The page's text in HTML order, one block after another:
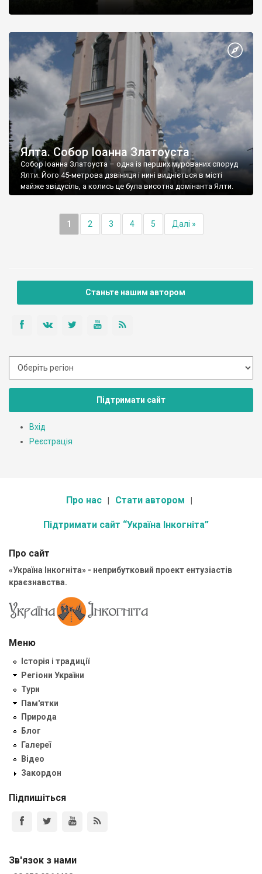
Ялта. Собор Іоанна Златоуста
Собор Іоанна Златоуста – одна із перших мурованих споруд
Ялти. Його 45-метрова дзвіниця і нині видніється в місті
майже звідусіль, а колись це була висотна домінанта Ялти.
1 2 3 4 5 Далі »
Станьте нашим автором
Підтримати сайт
Вхід
Реєстрація
Про нас Стати автором
Підтримати сайт “Україна Інкогніта”
Про сайт
«Україна Інкогніта» - неприбутковий проект ентузіастів
краєзнавства.
Меню
Історія і традиції
Регіони України
Тури
Пам'ятки
Природа
Блог
Галереї
Відео
Закордон
Підпишіться
Зв'язок з нами